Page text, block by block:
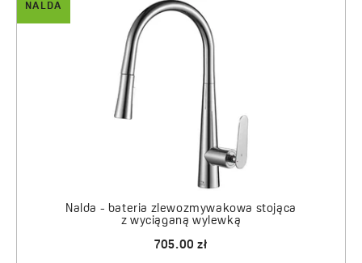
NALDA
Nalda - bateria zlewozmywakowa stojąca
z wyciąganą wylewką
705.00 zł